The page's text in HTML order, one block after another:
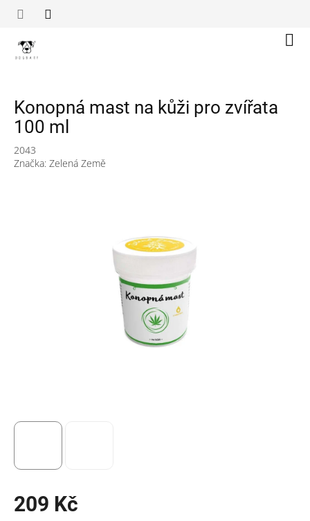
Konopná mast na kůži pro zvířata
100 ml
2043
Značka: Zelená Země
209 Kč